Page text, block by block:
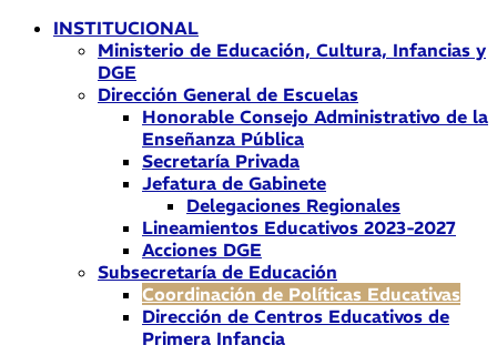
INSTITUCIONAL
Ministerio de Educación, Cultura, Infancias y
DGE
Dirección General de Escuelas
Honorable Consejo Administrativo de la
Enseñanza Pública
Secretaría Privada
Jefatura de Gabinete
Delegaciones Regionales
Lineamientos Educativos 2023-2027
Acciones DGE
Subsecretaría de Educación
Coordinación de Políticas Educativas
Dirección de Centros Educativos de
Primera Infancia